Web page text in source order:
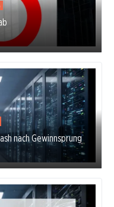
nach Gewinnsprung